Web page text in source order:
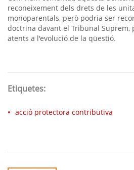
reconeixement dels drets de les
monoparentals, però podria ser
doctrina davant el Tribunal Suprem,
atents a l'evolució de la qüestió.
Etiquetes:
acció protectora contributiva